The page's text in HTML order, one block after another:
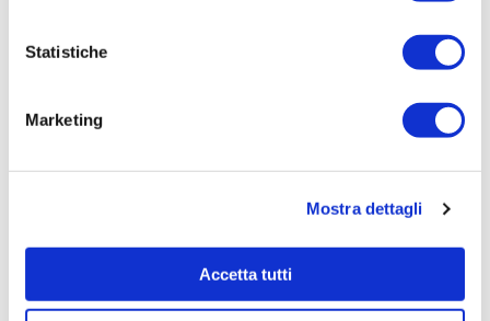
Statistiche
Marketing
Mostra dettagli
Accetta tutti
Affidamento ai sensi del Regolamento Generale
ZNTSFN69B21D014E